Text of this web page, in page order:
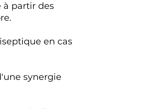
à partir des
en cas
synergie